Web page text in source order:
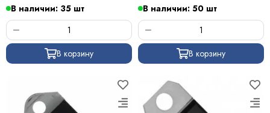
В наличии: 35 шт
В корзину
В наличии: 50 шт
В корзину